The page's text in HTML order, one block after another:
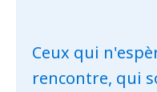
Ceux qui
rencontre, qui